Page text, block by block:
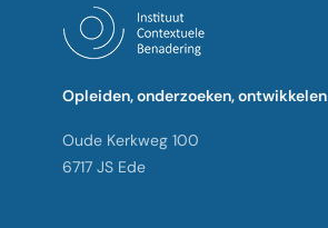
Opleiden, onderzoeken, ontwikkelen
Oude Kerkweg 100
6717 JS Ede